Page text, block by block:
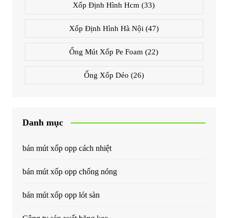
Xốp Định Hình Hcm (33)
Xốp Định Hình Hà Nội (47)
Ống Mút Xốp Pe Foam (22)
Ống Xốp Dẻo (26)
Danh mục
bán mút xốp opp cách nhiệt
bán mút xốp opp chống nóng
bán mút xốp opp lót sàn